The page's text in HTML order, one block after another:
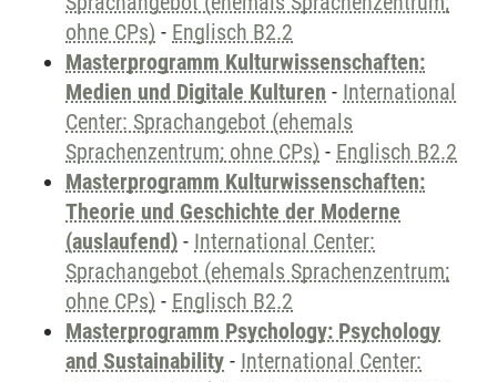
ohne CPs) - Englisch B2.2
Masterprogramm Kulturwissenschaften:
Medien und Digitale Kulturen - International
Center: Sprachangebot (ehemals
Sprachenzentrum; ohne CPs) - Englisch B2.2
Masterprogramm Kulturwissenschaften:
Theorie und Geschichte der Moderne
(auslaufend) - International Center:
Sprachangebot (ehemals Sprachenzentrum;
ohne CPs) - Englisch B2.2
Masterprogramm Psychology: Psychology
and Sustainability - International Center: